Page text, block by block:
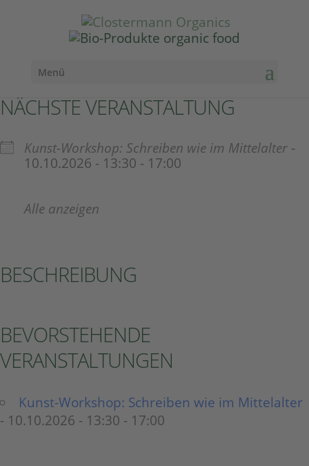
Menü
NÄCHSTE VERANSTALTUNG
Kunst-Workshop: Schreiben wie im Mittelalter -
10.10.2026 - 13:30 - 17:00
Alle anzeigen
BESCHREIBUNG
BEVORSTEHENDE
VERANSTALTUNGEN
Kunst-Workshop: Schreiben wie im Mittelalter
- 10.10.2026 - 13:30 - 17:00